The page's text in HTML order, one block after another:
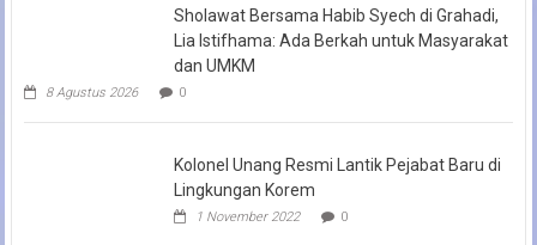
Sholawat Bersama Habib Syech di Grahadi,
Lia Istifhama: Ada Berkah untuk Masyarakat
dan UMKM
8 Agustus 2026 0
Kolonel Unang Resmi Lantik Pejabat Baru di
Lingkungan Korem
1 November 2022 0